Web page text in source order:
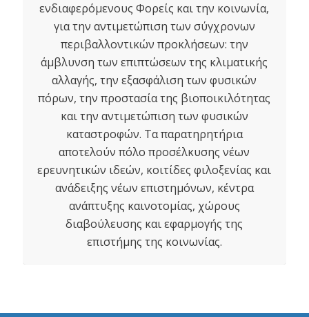
ενδιαφερόμενους Φορείς και την κοινωνία,
για την αντιμετώπιση των σύγχρονων
περιβαλλοντικών προκλήσεων: την
άμβλυνση των επιπτώσεων της κλιματικής
αλλαγής, την εξασφάλιση των φυσικών
πόρων, την προστασία της βιοποικιλότητας
και την αντιμετώπιση των φυσικών
καταστροφών. Τα παρατηρητήρια
αποτελούν πόλο προσέλκυσης νέων
ερευνητικών ιδεών, κοιτίδες φιλοξενίας και
ανάδειξης νέων επιστημόνων, κέντρα
ανάπτυξης καινοτομίας, χώρους
διαβούλευσης και εφαρμογής της
επιστήμης της κοινωνίας.